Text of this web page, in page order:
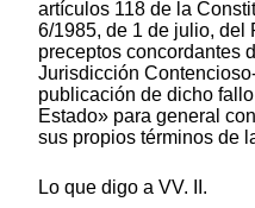
artículos 118 de la
6/1985, de 1 de julio, del
preceptos concordantes
Jurisdicción
publicación de dicho
Estado» para general
sus propios términos de
Lo que digo a VV. II.